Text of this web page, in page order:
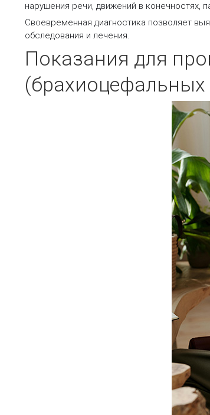
нарушения речи, движений в конечностях,
Своевременная диагностика позволяет
обследования и лечения.
Показания для